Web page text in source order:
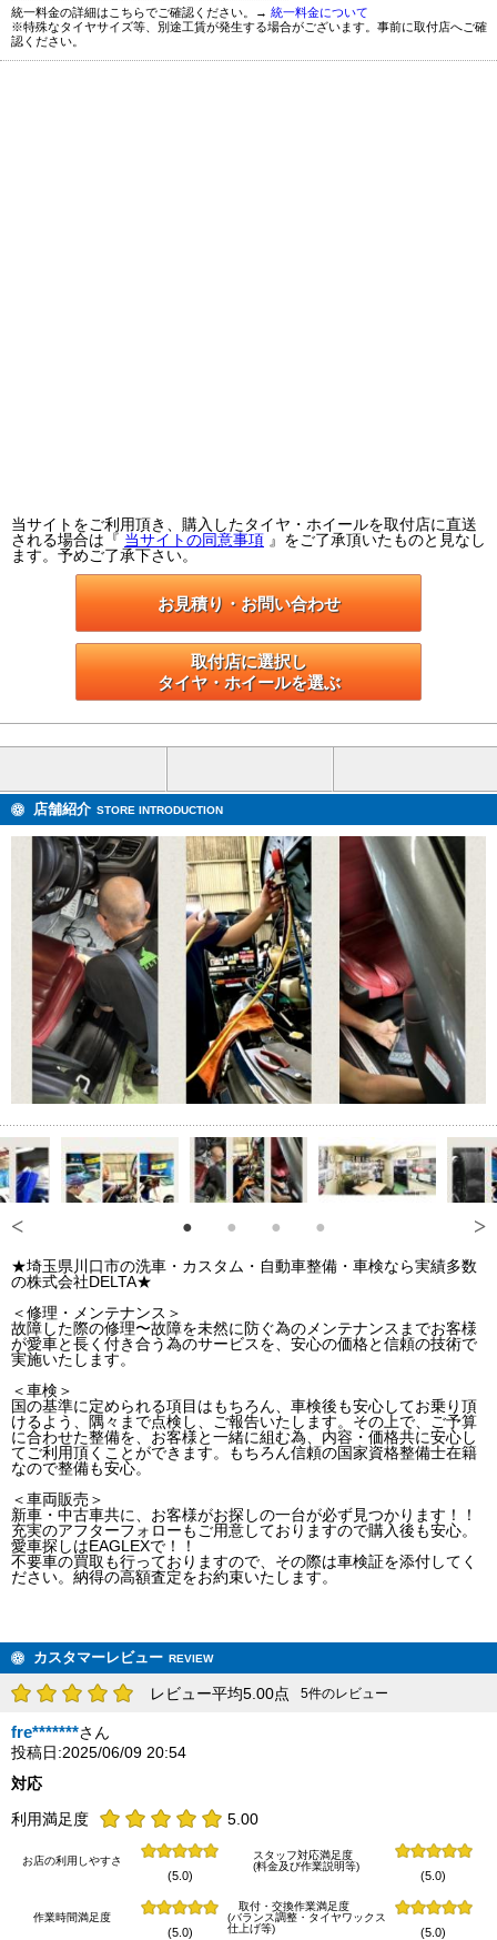
統一料金の詳細はこちらでご確認ください。→ 統一料金について
※特殊なタイヤサイズ等、別途工賃が発生する場合がございます。事前に取付店へご確
認ください。
当サイトをご利用頂き、購入したタイヤ・ホイールを取付店に直送
される場合は『 当サイトの同意事項 』をご了承頂いたものと見なし
ます。予めご了承下さい。
お見積り・お問い合わせ
取付店に選択し
タイヤ・ホイールを選ぶ
店舗紹介 STORE INTRODUCTION
★埼玉県川口市の洗車・カスタム・自動車整備・車検なら実績多数
の株式会社DELTA★
＜修理・メンテナンス＞
故障した際の修理〜故障を未然に防ぐ為のメンテナンスまでお客様
が愛車と長く付き合う為のサービスを、安心の価格と信頼の技術で
実施いたします。
＜車検＞
国の基準に定められる項目はもちろん、車検後も安心してお乗り頂
けるよう、隅々まで点検し、ご報告いたします。その上で、ご予算
に合わせた整備を、お客様と一緒に組む為、内容・価格共に安心し
てご利用頂くことができます。もちろん信頼の国家資格整備士在籍
なので整備も安心。
＜車両販売＞
新車・中古車共に、お客様がお探しの一台が必ず見つかります！！
充実のアフターフォローもご用意しておりますので購入後も安心。
愛車探しはEAGLEXで！！
不要車の買取も行っておりますので、その際は車検証を添付してく
ださい。納得の高額査定をお約束いたします。
カスタマーレビュー REVIEW
レビュー平均5.00点 5件のレビュー
fre*******さん
投稿日:2025/06/09 20:54
対応
利用満足度
5.00
お店の利用しやすさ
(5.0)
スタッフ対応満足度
(料金及び作業説明等)
(5.0)
作業時間満足度
(5.0)
取付・交換作業満足度
(バランス調整・タイヤワックス
仕上げ等)
(5.0)